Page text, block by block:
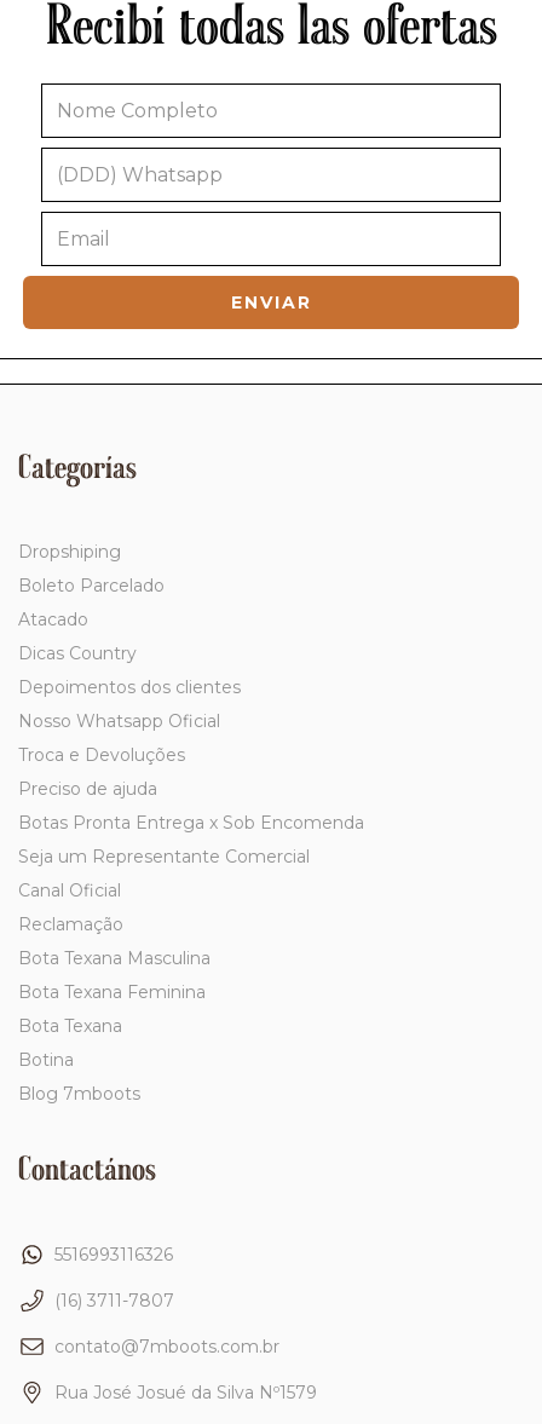
Recibí todas las ofertas
Categorías
Dropshiping
Boleto Parcelado
Atacado
Dicas Country
Depoimentos dos clientes
Nosso Whatsapp Oficial
Troca e Devoluções
Preciso de ajuda
Botas Pronta Entrega x Sob Encomenda
Seja um Representante Comercial
Canal Oficial
Reclamação
Bota Texana Masculina
Bota Texana Feminina
Bota Texana
Botina
Blog 7mboots
Contactános
5516993116326
(16) 3711-7807
contato@7mboots.com.br
Rua José Josué da Silva Nº1579